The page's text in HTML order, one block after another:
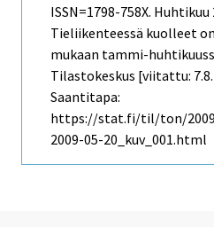
ISSN=1798-758X. Huhtikuu
Tieliikenteessä kuolleet
mukaan tammi-
Tilastokeskus [viitattu:
Saantitapa:
https://stat.fi/til/ton/2009/
2009-05-20_kuv_001.html